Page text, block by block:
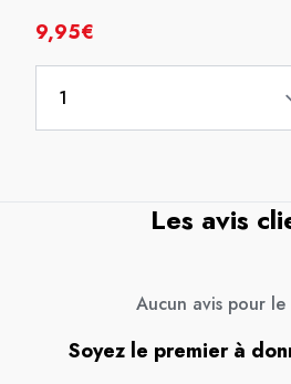
9,95€
Les avis
Aucun avis pour le
Soyez le premier à